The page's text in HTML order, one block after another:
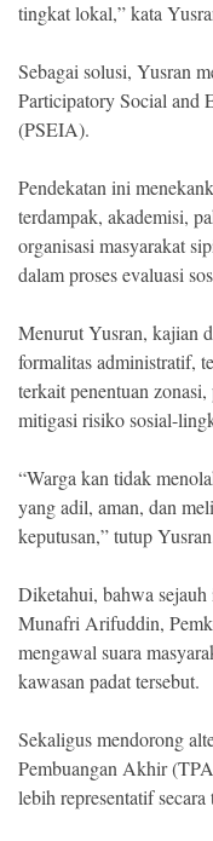
tingkat lokal,” kata
Sebagai solusi, Yusran
Participatory Social and
(PSEIA).
Pendekatan ini
terdampak, akademisi,
organisasi masyarakat
dalam proses evaluasi
Menurut Yusran, kajian
formalitas administratif,
terkait penentuan
mitigasi risiko sosial-
“Warga kan tidak
yang adil, aman, dan
keputusan,” tutup
Diketahui, bahwa
Munafri Arifuddin,
mengawal suara
kawasan padat tersebut.
Sekaligus mendorong
Pembuangan Akhir
lebih representatif